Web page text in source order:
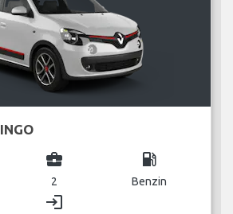
business_center
2
local_gas_station
Benzin
login